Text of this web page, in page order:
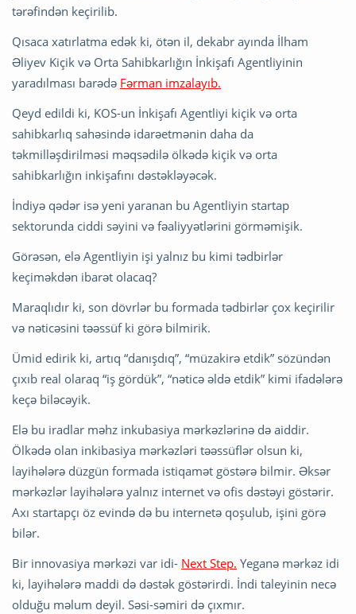
tərəfindən keçirilib.
Qısaca xatırlatma edək ki, ötən il, dekabr ayında İlham
Əliyev Kiçik və Orta Sahibkarlığın İnkişafı Agentliyinin
yaradılması barədə Fərman imzalayıb.
Qeyd edildi ki, KOS-un İnkişafı Agentliyi kiçik və orta
sahibkarlıq sahəsində idarəetmənin daha da
təkmilləşdirilməsi məqsədilə ölkədə kiçik və orta
sahibkarlığın inkişafını dəstəkləyəcək.
İndiyə qədər isə yeni yaranan bu Agentliyin startap
sektorunda ciddi səyini və fəaliyyətlərini görməmişik.
Görəsən, elə Agentliyin işi yalnız bu kimi tədbirlər
keçiməkdən ibarət olacaq?
Maraqlıdır ki, son dövrlər bu formada tədbirlər çox keçirilir
və nəticəsini təəssüf ki görə bilmirik.
Ümid edirik ki, artıq “danışdıq”, “müzakirə etdik” sözündən
çıxıb real olaraq “iş gördük”, “nəticə əldə etdik” kimi ifadələrə
keçə biləcəyik.
Elə bu iradlar məhz inkubasiya mərkəzlərinə də aiddir.
Ölkədə olan inkibasiya mərkəzləri təəssüflər olsun ki,
layihələrə düzgün formada istiqamət göstərə bilmir. Əksər
mərkəzlər layihələrə yalnız internet və ofis dəstəyi göstərir.
Axı startapçı öz evində də bu internetə qoşulub, işini görə
bilər.
Bir innovasiya mərkəzi var idi- Next Step. Yeganə mərkəz idi
ki, layihələrə maddi də dəstək göstərirdi. İndi taleyinin necə
olduğu məlum deyil. Səsi-səmiri də çıxmır.